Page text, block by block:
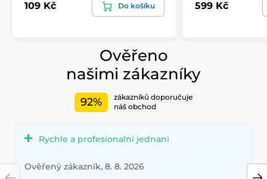
109 Kč Do košíku 599 Kč
Ověřeno
našimi zákazníky
92%
zákazníků doporučuje
náš obchod
Rychle a profesionalni jednani
Ověřený zákazník, 8. 8. 2026